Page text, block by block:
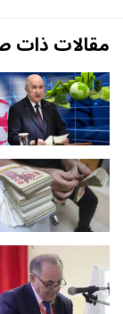
مقالات ذات